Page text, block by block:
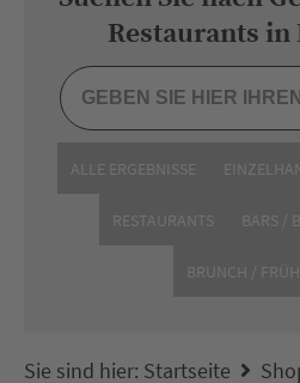
Restaurants
ALLE ERGEBNISSE
RESTAURANTS BARS /
BRUNCH /
Sie sind hier: Startseite